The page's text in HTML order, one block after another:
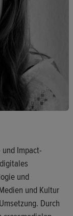
Impact-
und
und Kultur
Durch